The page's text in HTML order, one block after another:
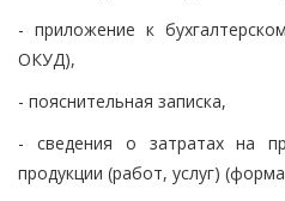
- приложение к
ОКУД),
- пояснительная записка,
- сведения о затратах на
продукции (работ, услуг)